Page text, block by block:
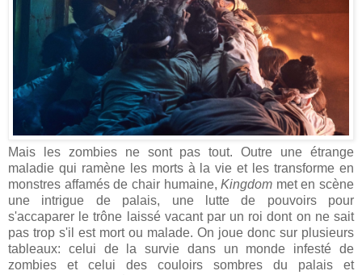
Mais les zombies ne sont pas tout. Outre une étrange
maladie qui ramène les morts à la vie et les transforme en
monstres affamés de chair humaine,Kingdom met en scène
une intrigue de palais, une lutte de pouvoirs pour
s'accaparer le trône laissé vacant par un roi dont on ne sait
pas trop s'il est mort ou malade. On joue donc sur plusieurs
tableaux: celui de la survie dans un monde infesté de
zombies et celui des couloirs sombres du palais et